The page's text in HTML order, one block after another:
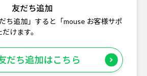
友だち追加
ち追加」すると「mouse お客様サポ
けます。
だち追加はこちら